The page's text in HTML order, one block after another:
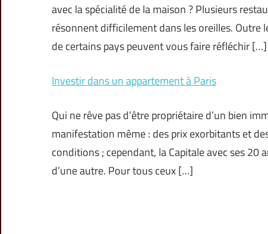
avec la spécialité de la maison ? Plusieurs
résonnent difficilement dans les oreilles. Outre
de certains pays peuvent vous faire réfléchir […]
Investir dans un appartement à Paris
Qui ne rêve pas d’être propriétaire d’un bien
manifestation même : des prix exorbitants et
conditions ; cependant, la Capitale avec ses
d’une autre. Pour tous ceux […]